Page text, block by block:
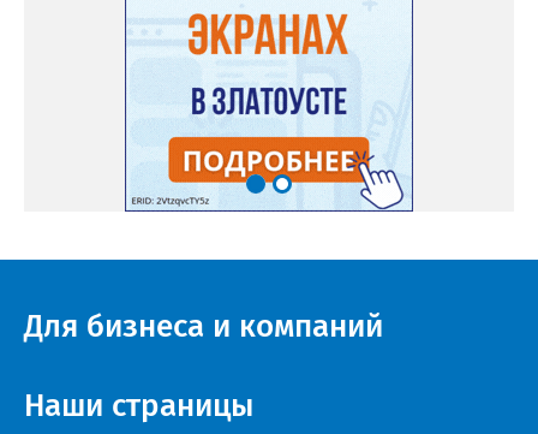
Для бизнеса и компаний
Наши страницы